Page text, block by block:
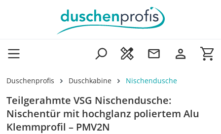
Zum Hauptinhalt springen
Duschenprofis Duschkabine Nischendusche
Teilgerahmte VSG Nischendusche:
Nischentür mit hochglanz poliertem Alu
Klemmprofil – PMV2N